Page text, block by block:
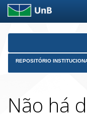
Skip
REPOSITÓRIO
Não há